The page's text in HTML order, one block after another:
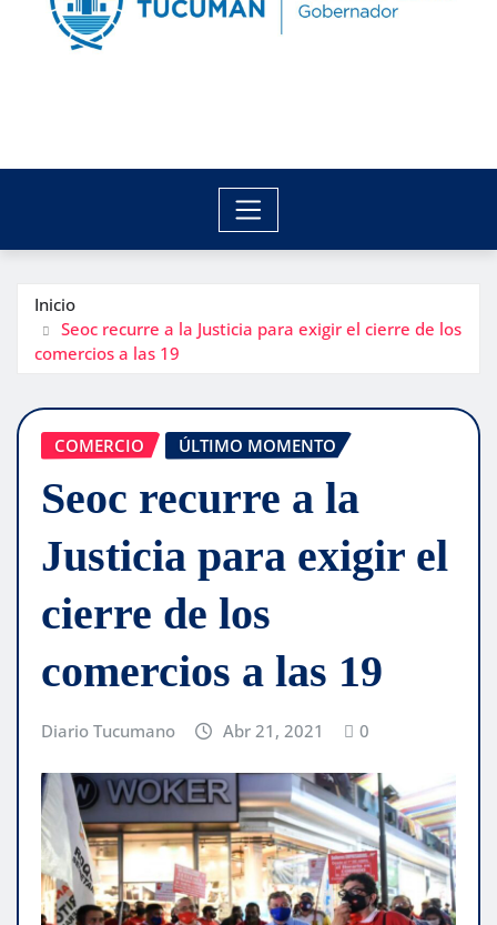
Inicio
Seoc recurre a la Justicia para exigir el cierre de los
comercios a las 19
COMERCIO ÚLTIMO MOMENTO
Seoc recurre a la
Justicia para exigir el
cierre de los
comercios a las 19
Diario Tucumano Abr 21, 2021 0